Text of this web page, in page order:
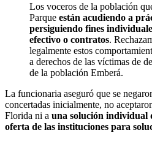
Los voceros de la población
Parque están acudiendo a
persiguiendo fines
efectivo o contratos.
legalmente estos
a derechos de las víctimas de
de la población Emberá.
La funcionaria aseguró que se
concertadas inicialmente, no
Florida ni a una solución individual
oferta de las instituciones para